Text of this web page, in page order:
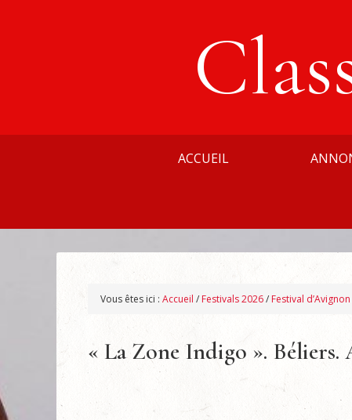
ACCUEIL
Vous êtes ici : Accueil / Festivals 2026/ Festival
« La Zone Indigo ». Béliers.